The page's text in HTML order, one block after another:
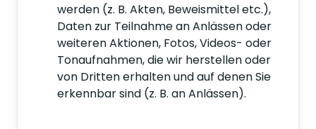
werden (z. B. Akten, Beweismittel etc.),
Daten zur Teilnahme an Anlässen oder
weiteren Aktionen, Fotos, Videos- oder
Tonaufnahmen, die wir herstellen oder
von Dritten erhalten und auf denen Sie
erkennbar sind (z. B. an Anlässen).